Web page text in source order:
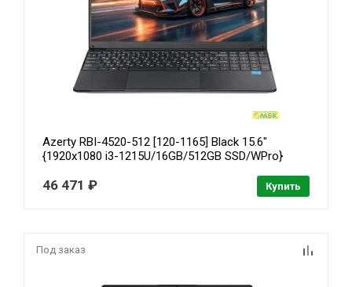
Azerty RBI-4520-512 [120-1165] Black 15.6"
{1920x1080 i3-1215U/16GB/512GB SSD/WPro}
46 471 ₽ Купить
Под заказ